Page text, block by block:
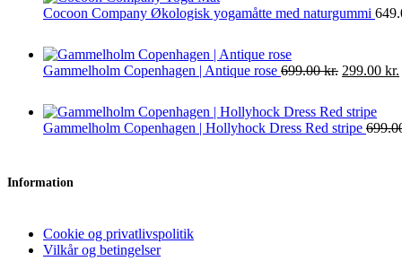
Cocoon Company Økologisk yogamåtte med naturgummi
Gammelholm Copenhagen | Antique rose 699.00kr. Den
var:
699.00 kr..
299.00 kr.
Gammelholm Copenhagen | Hollyhock Dress Red stripe
Information
Cookie og privatlivspolitik
Vilkår og betingelser